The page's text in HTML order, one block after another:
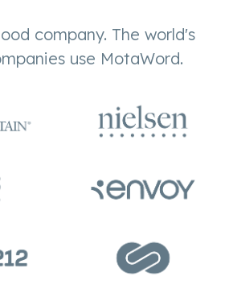
company. The world's
use MotaWord.